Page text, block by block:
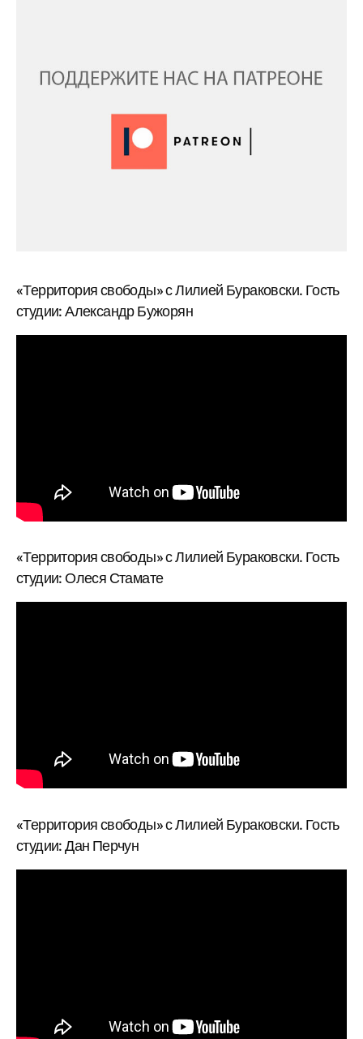
«Территория свободы» с Лилией Бураковски. Гость
студии: Александр Бужорян
«Территория свободы» с Лилией Бураковски. Гость
студии: Олеся Стамате
«Территория свободы» с Лилией Бураковски. Гость
студии: Дан Перчун